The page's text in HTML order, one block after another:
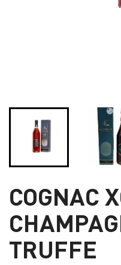
COGNAC
TRUFFE